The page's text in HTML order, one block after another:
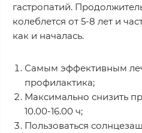
гастропатий.
колеблется от 5-8 лет и
как и началась.
Самым эффективным
профилактика;
Максимально снизить
10.00-16.00 ч;
Пользоваться